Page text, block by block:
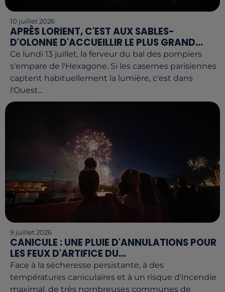
10 juillet 2026
APRÈS LORIENT, C'EST AUX SABLES-
D'OLONNE D'ACCUEILLIR LE PLUS GRAND...
Ce lundi 13 juillet, la ferveur du bal des pompiers
s'empare de l'Hexagone. Si les casernes parisiennes
captent habituellement la lumière, c'est dans
l'Ouest...
9 juillet 2026
CANICULE : UNE PLUIE D'ANNULATIONS POUR
LES FEUX D'ARTIFICE DU...
Face à la sécheresse persistante, à des
températures caniculaires et à un risque d'incendie
maximal, de très nombreuses communes de